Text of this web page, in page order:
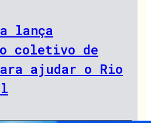
lança
coletivo de
ajudar o Rio